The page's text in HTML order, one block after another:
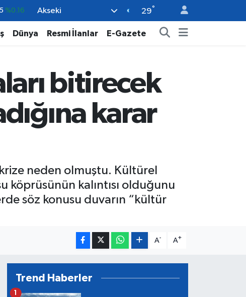
%0.06
%0.02
%70
%0.16
Akseki 29°
Dünya Resmi İlanlar E-Gazete
bitirecek
karar
krize neden olmuştu. Kültürel
köprüsünün kalıntısı olduğunu
söz konusu duvarın “kültür
A- A+
Trend Haberler
1